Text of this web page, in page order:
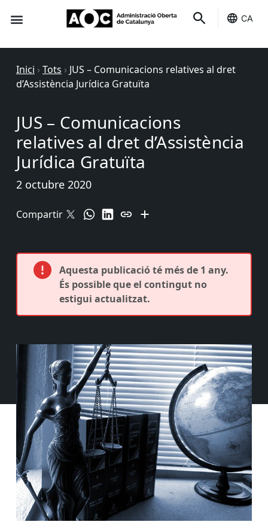
CA
Inici › Tots › JUS – Comunicacions relatives al dret
d’Assistència Jurídica Gratuïta
JUS – Comunicacions
relatives al dret d’Assistència
Jurídica Gratuïta
2 octubre 2020
Compartir
Aquesta publicació té més de 1 any.
És possible que el contingut no
estigui actualitzat.